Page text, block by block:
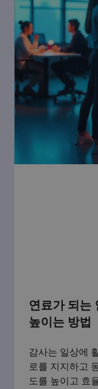
연료가 되는
높이는 방법
감사는 일상에
로를 지지하고
도를 높이고 효